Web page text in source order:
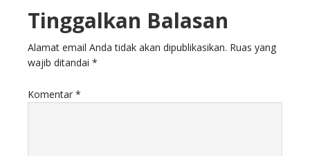
Tinggalkan Balasan
Alamat email Anda tidak akan dipublikasikan. Ruas yang
wajib ditandai *
Komentar *